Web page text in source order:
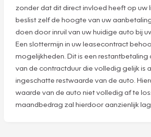
zonder dat dit direct invloed heeft op uw
beslist zelf de hoogte van uw
doen door inruil van uw huidige auto bij
Een slottermijn in uw leasecontract
mogelijkheden. Dit is een restantbetaling
van de contractduur die volledig gelijk is
ingeschatte restwaarde van de auto.
waarde van de auto niet volledig af te
maandbedrag zal hierdoor aanzienlijk